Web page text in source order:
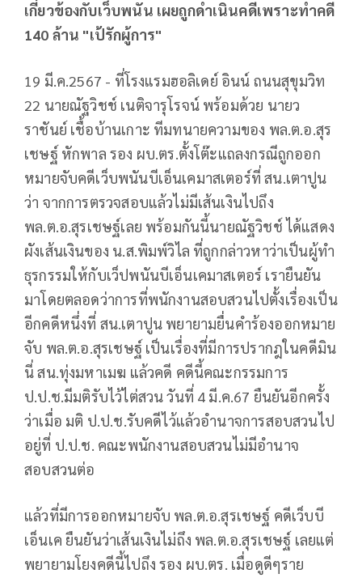
เกี่ยวข้องกับเว็บพนัน เผยถูกดำเนินคดีเพราะทำคดี
140 ล้าน "เป้รักผู้การ"
19 มี.ค.2567 - ที่โรงแรมฮอลิเดย์ อินน์ ถนนสุขุมวิท
22 นายณัฐวิชช์ เนติจารุโรจน์ พร้อมด้วย นายว
ราชันย์ เชื้อบ้านเกาะ ทีมทนายความของ พล.ต.อ.สุร
เชษฐ์ หักพาล รอง ผบ.ตร.ตั้งโต๊ะแถลงกรณีถูกออก
หมายจับคดีเว็บพนันบีเอ็นเคมาสเตอร์ที่ สน.เตาปูน
ว่า จากการตรวจสอบแล้วไม่มีเส้นเงินไปถึง
พล.ต.อ.สุรเชษฐ์เลย พร้อมกันนี้นายณัฐวิชช์ ได้แสดง
ผังเส้นเงินของ น.ส.พิมพ์วิไล ที่ถูกกล่าวหาว่าเป็นผู้ทำ
ธุรกรรมให้กับเว็ปพนันบีเอ็นเคมาสเตอร์ เรายืนยัน
มาโดยตลอดว่าการที่พนักงานสอบสวนไปตั้งเรื่องเป็น
อีกคดีหนึ่งที่ สน.เตาปูน พยายามยื่นคำร้องออกหมาย
จับ พล.ต.อ.สุรเชษฐ์ เป็นเรื่องที่มีการปรากฎในคดีมิน
นี่ สน.ทุ่งมหาเมฆ แล้วคดี คดีนี้คณะกรรมการ
ป.ป.ช.มีมติรับไว้ไต่สวน วันที่ 4 มี.ค.67 ยืนยันอีกครั้ง
ว่าเมื่อ มติ ป.ป.ช.รับคดีไว้แล้วอำนาจการสอบสวนไป
อยู่ที่ ป.ป.ช. คณะพนักงานสอบสวนไม่มีอำนาจ
สอบสวนต่อ
แล้วที่มีการออกหมายจับ พล.ต.อ.สุรเชษฐ์ คดีเว็บบี
เอ็นเค ยืนยันว่าเส้นเงินไม่ถึง พล.ต.อ.สุรเชษฐ์ เลยแต่
พยายามโยงคดีนี้ไปถึง รอง ผบ.ตร. เมื่อดูดีๆราย